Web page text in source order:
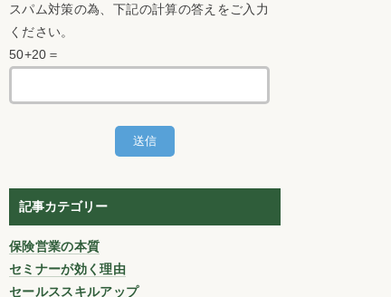
スパム対策の為、下記の計算の答えをご入力
ください。
50+20＝
記事カテゴリー
保険営業の本質
セミナーが効く理由
セールススキルアップ